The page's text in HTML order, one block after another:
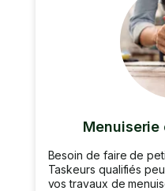
Besoin de faire de
Taskeurs qualifiés
vos travaux de